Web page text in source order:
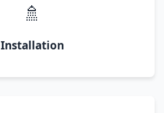
🚿
Installation